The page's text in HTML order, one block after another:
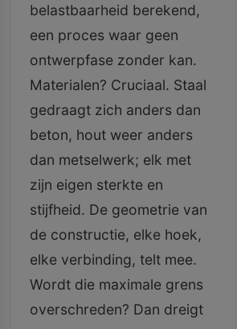
belastbaarheid berekend,
een proces waar geen
ontwerpfase zonder kan.
Materialen? Cruciaal. Staal
gedraagt zich anders dan
beton, hout weer anders
dan metselwerk; elk met
zijn eigen sterkte en
stijfheid. De geometrie van
de constructie, elke hoek,
elke verbinding, telt mee.
Wordt die maximale grens
overschreden? Dan dreigt